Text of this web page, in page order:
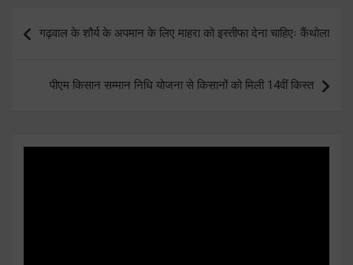
navigation
गढ़वाल के शौर्य के अपमान के लिए माहरा को इस्तीफा देना चाहिएः कैंथोला
पीएम किसान सम्मान निधि योजना से किसानों को मिली 14वीं किस्त